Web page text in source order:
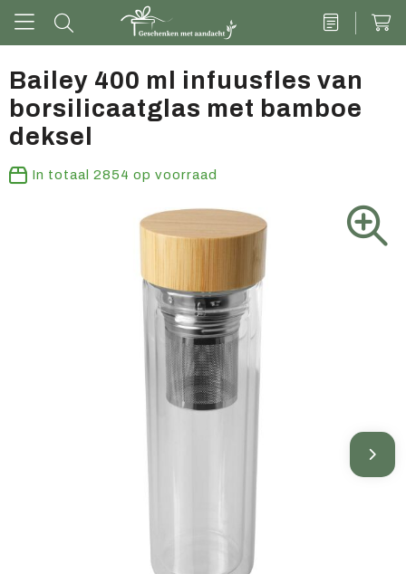
Drinkwaren
Kantoor & schrijven
Vrije tijd & outdoor
Overige relatiegeschenken
Bailey 400 ml infuusfles van
borsilicaatglas met bamboe
deksel
In totaal 2854 op voorraad